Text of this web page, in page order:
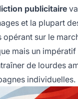
publicitaire
et la plupart
sur le
mais un impératif
de lourdes
individuelles.